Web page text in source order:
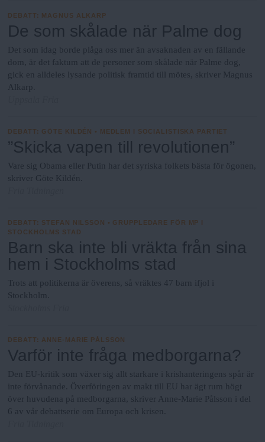
DEBATT: MAGNUS ALKARP
De som skålade när Palme dog
Det som idag borde plåga oss mer än avsaknaden av en fällande
dom, är det faktum att de personer som skålade när Palme dog,
gick en alldeles lysande politisk framtid till mötes, skriver Magnus
Alkarp.
DEBATT: GÖTE KILDÉN • MEDLEM I SOCIALISTISKA PARTIET
”Skicka vapen till revolutionen”
Vare sig Obama eller Putin har det syriska folkets bästa för ögonen,
skriver Göte Kildén.
DEBATT: STEFAN NILSSON • GRUPPLEDARE FÖR MP I
STOCKHOLMS STAD
Barn ska inte bli vräkta från sina
hem i Stockholms stad
Trots att politikerna är överens, så vräktes 47 barn ifjol i
Stockholm.
DEBATT: ANNE-MARIE PÅLSSON
Varför inte fråga medborgarna?
Den EU-kritik som växer sig allt starkare i krishanteringens spår är
inte förvånande. Överföringen av makt till EU har ägt rum högt
över huvudena på medborgarna, skriver Anne-Marie Pålsson i del
6 av vår debattserie om Europa och krisen.